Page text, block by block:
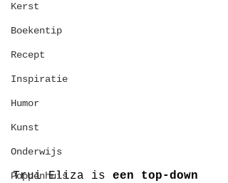
Kerst
Boekentip
Recept
Inspiratie
Humor
Kunst
Onderwijs
Poppenhuis
Trui Eliza is een top-down